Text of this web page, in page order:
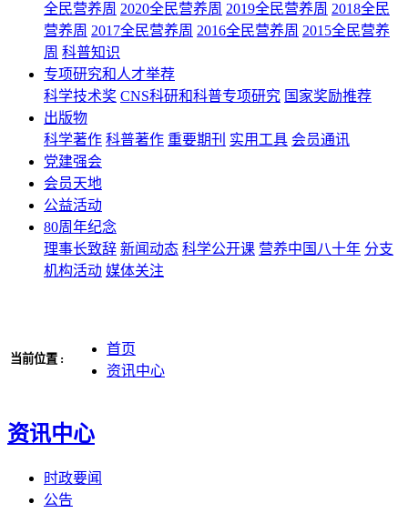
全民营养周 2020全民营养周 2019全民营养周 2018全民
营养周 2017全民营养周 2016全民营养周 2015全民营养
周 科普知识
专项研究和人才举荐
科学技术奖 CNS科研和科普专项研究 国家奖励推荐
出版物
科学著作 科普著作 重要期刊 实用工具 会员通讯
党建强会
会员天地
公益活动
80周年纪念
理事长致辞 新闻动态 科学公开课 营养中国八十年 分支
机构活动 媒体关注
当前位置 :
首页
资讯中心
资讯中心
时政要闻
公告